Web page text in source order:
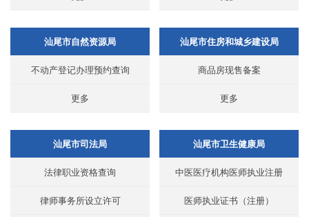
汕尾市自然资源局
不动产登记办理预约查询
更多
汕尾市住房和城乡建设局
商品房现售备案
更多
汕尾市司法局
法律职业资格查询
律师事务所设立许可
汕尾市卫生健康局
中医医疗机构医师执业注册
医师执业证书（注册）